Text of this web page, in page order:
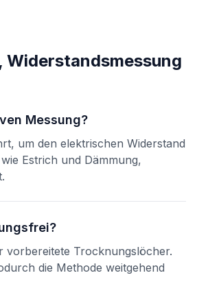
Widerstandsmessung
Messung?
um den elektrischen Widerstand
Estrich und Dämmung,
vorbereitete Trocknungslöcher.
die Methode weitgehend